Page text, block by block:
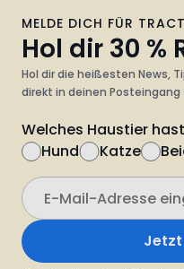
MELDE DICH FÜR
Hol dir 30 %
Hol dir die heißesten News,
direkt in deinen
Welches Haustier
Hund
Katze